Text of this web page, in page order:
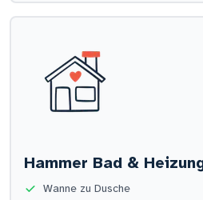
Hammer Bad &
Wanne zu Dusche